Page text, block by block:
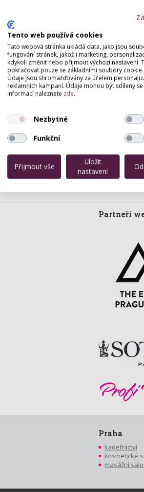
Partneři
Praha
kadeřnictví
kosmetické
masážní
Tento web používá cookies
Tato webová stránka ukládá data, jako jsou
fungování stránek, jakož i marketing,
kdykoli změnit nebo přijmout výchozí nastavení.
pokračovat pouze se základními soubory cookie.
Údaje jsou shromažďovány za účelem
reklamních kampaní. Údaje mohou být sdíleny
informací naleznete zde.
Nezbytné
Funkční
Přijmout vše
Uložit
nastavení